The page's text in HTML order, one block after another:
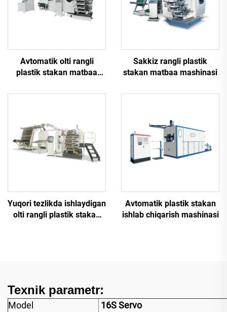
Avtomatik olti rangli
plastik stakan matbaa
Sakkiz rangli plastik
stakan matbaa mashinasi
Yuqori tezlikda ishlaydigan
olti rangli plastik stakan
Avtomatik plastik stakan
ishlab chiqarish mashinasi
Texnik parametr:
Model 16S Servo